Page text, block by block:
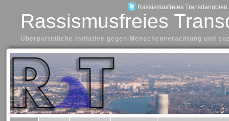
Rassismusfreies Transdanubien
Rassismusfreies
Überparteiliche Initiative gegen Menschenverachtung und